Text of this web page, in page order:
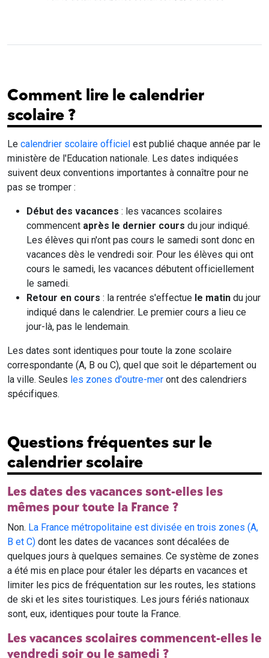
Comment lire le calendrier
scolaire ?
Le calendrier scolaire officiel est publié chaque année par le
ministère de l'Education nationale. Les dates indiquées
suivent deux conventions importantes à connaître pour ne
pas se tromper :
Début des vacances : les vacances scolaires
commencent après le dernier cours du jour indiqué.
Les élèves qui n'ont pas cours le samedi sont donc en
vacances dès le vendredi soir. Pour les élèves qui ont
cours le samedi, les vacances débutent officiellement
le samedi.
Retour en cours : la rentrée s'effectue le matin du jour
indiqué dans le calendrier. Le premier cours a lieu ce
jour-là, pas le lendemain.
Les dates sont identiques pour toute la zone scolaire
correspondante (A, B ou C), quel que soit le département ou
la ville. Seules les zones d'outre-mer ont des calendriers
spécifiques.
Questions fréquentes sur le
calendrier scolaire
Les dates des vacances sont-elles les
mêmes pour toute la France ?
Non. La France métropolitaine est divisée en trois zones (A,
B et C) dont les dates de vacances sont décalées de
quelques jours à quelques semaines. Ce système de zones
a été mis en place pour étaler les départs en vacances et
limiter les pics de fréquentation sur les routes, les stations
de ski et les sites touristiques. Les jours fériés nationaux
sont, eux, identiques pour toute la France.
Les vacances scolaires commencent-elles le
vendredi soir ou le samedi ?